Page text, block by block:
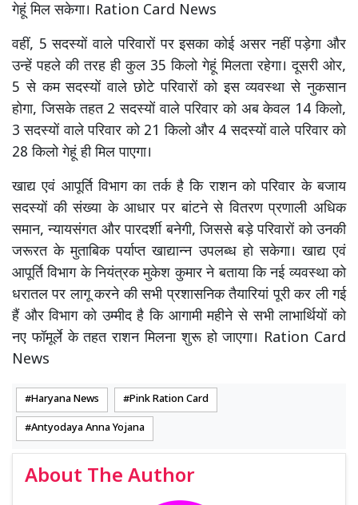
गेहूं मिल सकेगा। Ration Card News
वहीं, 5 सदस्यों वाले परिवारों पर इसका कोई असर नहीं पड़ेगा और
उन्हें पहले की तरह ही कुल 35 किलो गेहूं मिलता रहेगा। दूसरी ओर,
5 से कम सदस्यों वाले छोटे परिवारों को इस व्यवस्था से नुकसान
होगा, जिसके तहत 2 सदस्यों वाले परिवार को अब केवल 14 किलो,
3 सदस्यों वाले परिवार को 21 किलो और 4 सदस्यों वाले परिवार को
28 किलो गेहूं ही मिल पाएगा।
खाद्य एवं आपूर्ति विभाग का तर्क है कि राशन को परिवार के बजाय
सदस्यों की संख्या के आधार पर बांटने से वितरण प्रणाली अधिक
समान, न्यायसंगत और पारदर्शी बनेगी, जिससे बड़े परिवारों को उनकी
जरूरत के मुताबिक पर्याप्त खाद्यान्न उपलब्ध हो सकेगा। खाद्य एवं
आपूर्ति विभाग के नियंत्रक मुकेश कुमार ने बताया कि नई व्यवस्था को
धरातल पर लागू करने की सभी प्रशासनिक तैयारियां पूरी कर ली गई
हैं और विभाग को उम्मीद है कि आगामी महीने से सभी लाभार्थियों को
नए फॉमूर्ले के तहत राशन मिलना शुरू हो जाएगा। Ration Card
News
Haryana News Pink Ration Card
Antyodaya Anna Yojana
About The Author